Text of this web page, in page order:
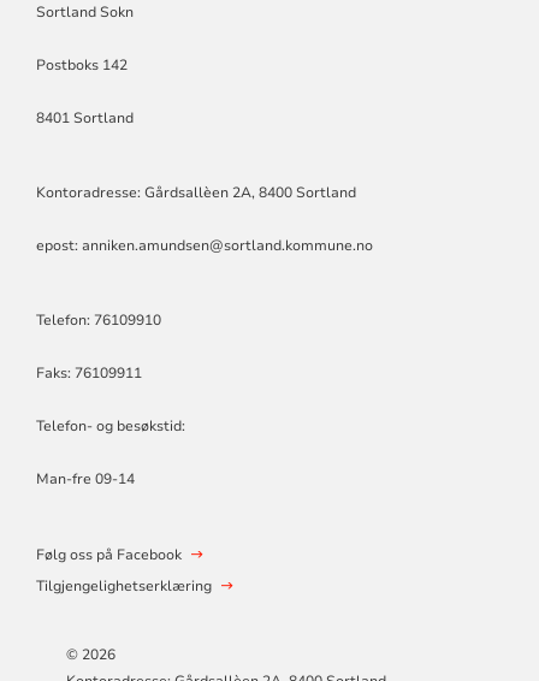
Sortland Sokn
Postboks 142
8401 Sortland
Kontoradresse: Gårdsallèen 2A, 8400 Sortland
epost: anniken.amundsen@sortland.kommune.no
Telefon: 76109910
Faks: 76109911
Telefon- og besøkstid:
Man-fre 09-14
Følg oss på Facebook
Tilgjengelighetserklæring
© 2026